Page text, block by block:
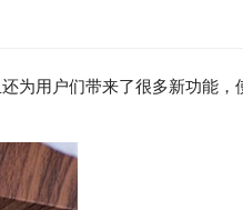
为用户们带来了很多新功能，